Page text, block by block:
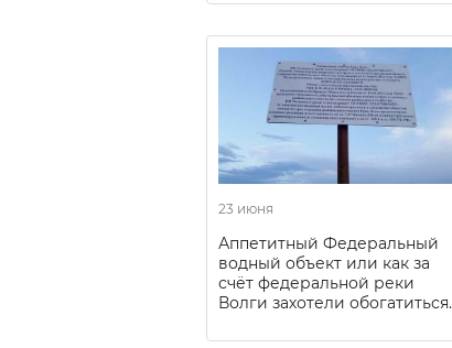
23 июня
Аппетитный Федеральный
водный объект или как за
счёт федеральной реки
Волги захотели обогатиться.